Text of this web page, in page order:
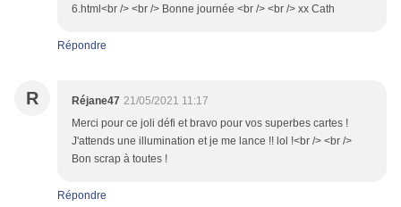
6.html<br /> <br /> Bonne journée <br /> <br /> xx Cath
Répondre
R Réjane47 21/05/2021 11:17
Merci pour ce joli défi et bravo pour vos superbes cartes !
J'attends une illumination et je me lance !! lol !<br /> <br />
Bon scrap à toutes !
Répondre